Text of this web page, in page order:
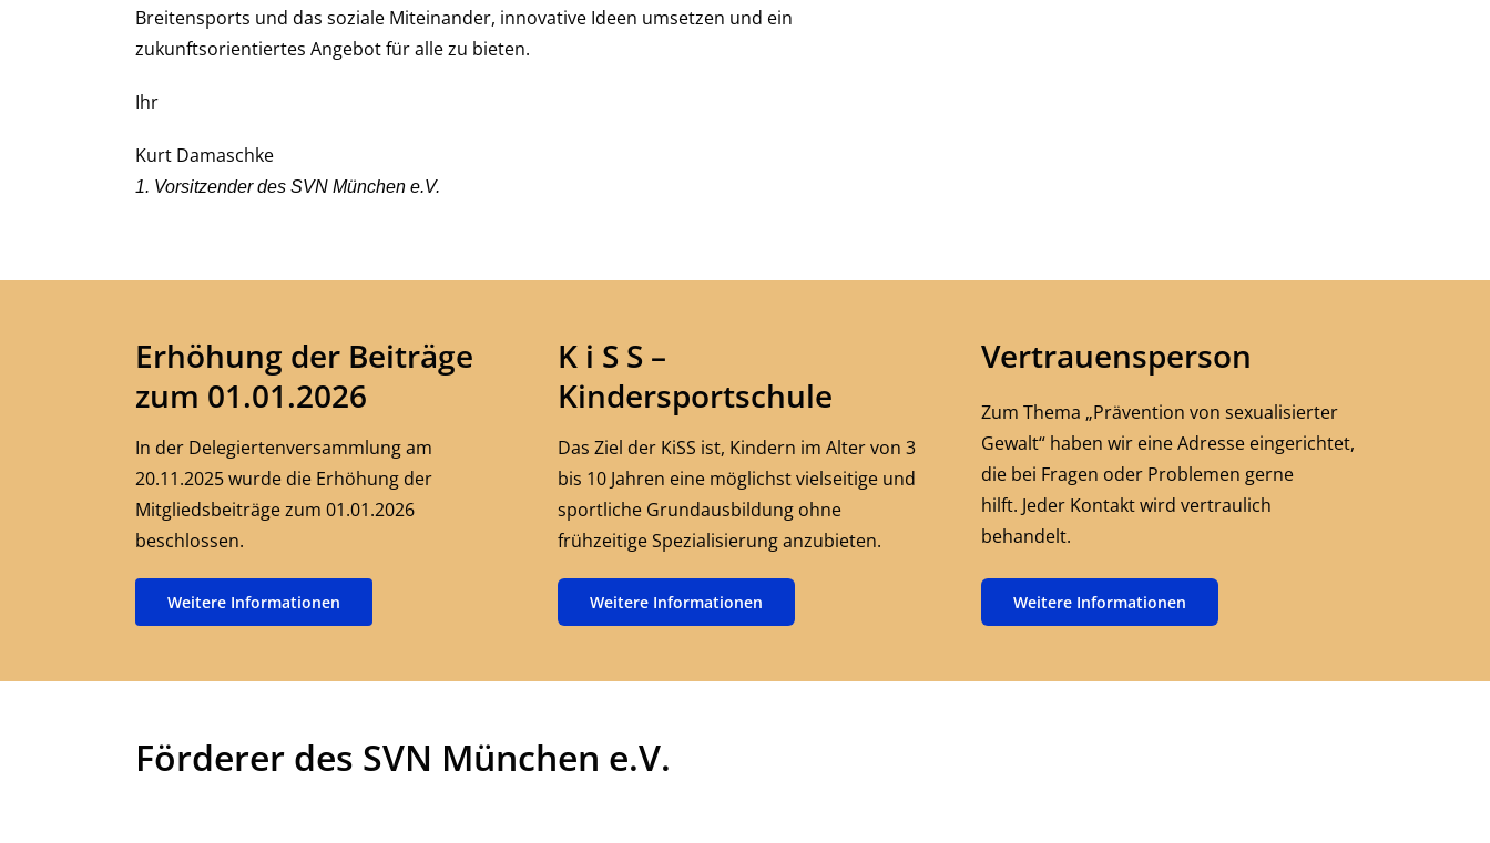
Breitensports und das soziale Miteinander, innovative Ideen umsetzen und ein
zukunftsorientiertes Angebot für alle zu bieten.
Ihr
Kurt Damaschke
1. Vorsitzender des SVN München e.V.
Erhöhung der Beiträge
zum 01.01.2026
In der Delegiertenversammlung am
20.11.2025 wurde die Erhöhung der
Mitgliedsbeiträge zum 01.01.2026
beschlossen.
Weitere Informationen
K i S S –
Kindersportschule
Das Ziel der KiSS ist, Kindern im Alter von 3
bis 10 Jahren eine möglichst vielseitige und
sportliche Grundausbildung ohne
frühzeitige Spezialisierung anzubieten.
Weitere Informationen
Vertrauensperson
Zum Thema „Prävention von sexualisierter
Gewalt“ haben wir eine Adresse eingerichtet,
die bei Fragen oder Problemen gerne
hilft. Jeder Kontakt wird vertraulich
behandelt.
Weitere Informationen
Förderer des SVN München e.V.